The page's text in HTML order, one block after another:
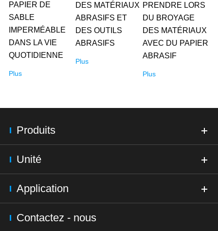
PAPIER DE
SABLE
IMPERMÉABLE
DANS LA VIE
QUOTIDIENNE
Plus
DES MATÉRIAUX
ABRASIFS ET
DES OUTILS
ABRASIFS
Plus
PRENDRE LORS
DU BROYAGE
DES MATÉRIAUX
AVEC DU PAPIER
ABRASIF
Plus
Produits
Unité
Application
Contactez - nous